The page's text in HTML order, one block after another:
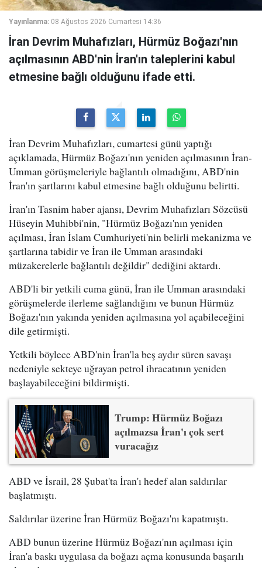
Yayınlanma: 08 Ağustos 2026 Cumartesi 14:36
İran Devrim Muhafızları, Hürmüz Boğazı'nın
açılmasının ABD'nin İran'ın taleplerini kabul
etmesine bağlı olduğunu ifade etti.
İran Devrim Muhafızları, cumartesi günü yaptığı
açıklamada, Hürmüz Boğazı'nın yeniden açılmasının İran-
Umman görüşmeleriyle bağlantılı olmadığını, ABD'nin
İran'ın şartlarını kabul etmesine bağlı olduğunu belirtti.
İran'ın Tasnim haber ajansı, Devrim Muhafızları Sözcüsü
Hüseyin Muhibbi'nin, "Hürmüz Boğazı'nın yeniden
açılması, İran İslam Cumhuriyeti'nin belirli mekanizma ve
şartlarına tabidir ve İran ile Umman arasındaki
müzakerelerle bağlantılı değildir" dediğini aktardı.
ABD'li bir yetkili cuma günü, İran ile Umman arasındaki
görüşmelerde ilerleme sağlandığını ve bunun Hürmüz
Boğazı'nın yakında yeniden açılmasına yol açabileceğini
dile getirmişti.
Yetkili böylece ABD'nin İran'la beş aydır süren savaşı
nedeniyle sekteye uğrayan petrol ihracatının yeniden
başlayabileceğini bildirmişti.
Trump: Hürmüz Boğazı
açılmazsa İran'ı çok sert
vuracağız
ABD ve İsrail, 28 Şubat'ta İran'ı hedef alan saldırılar
başlatmıştı.
Saldırılar üzerine İran Hürmüz Boğazı'nı kapatmıştı.
ABD bunun üzerine Hürmüz Boğazı'nın açılması için
İran'a baskı uygulasa da boğazı açma konusunda başarılı